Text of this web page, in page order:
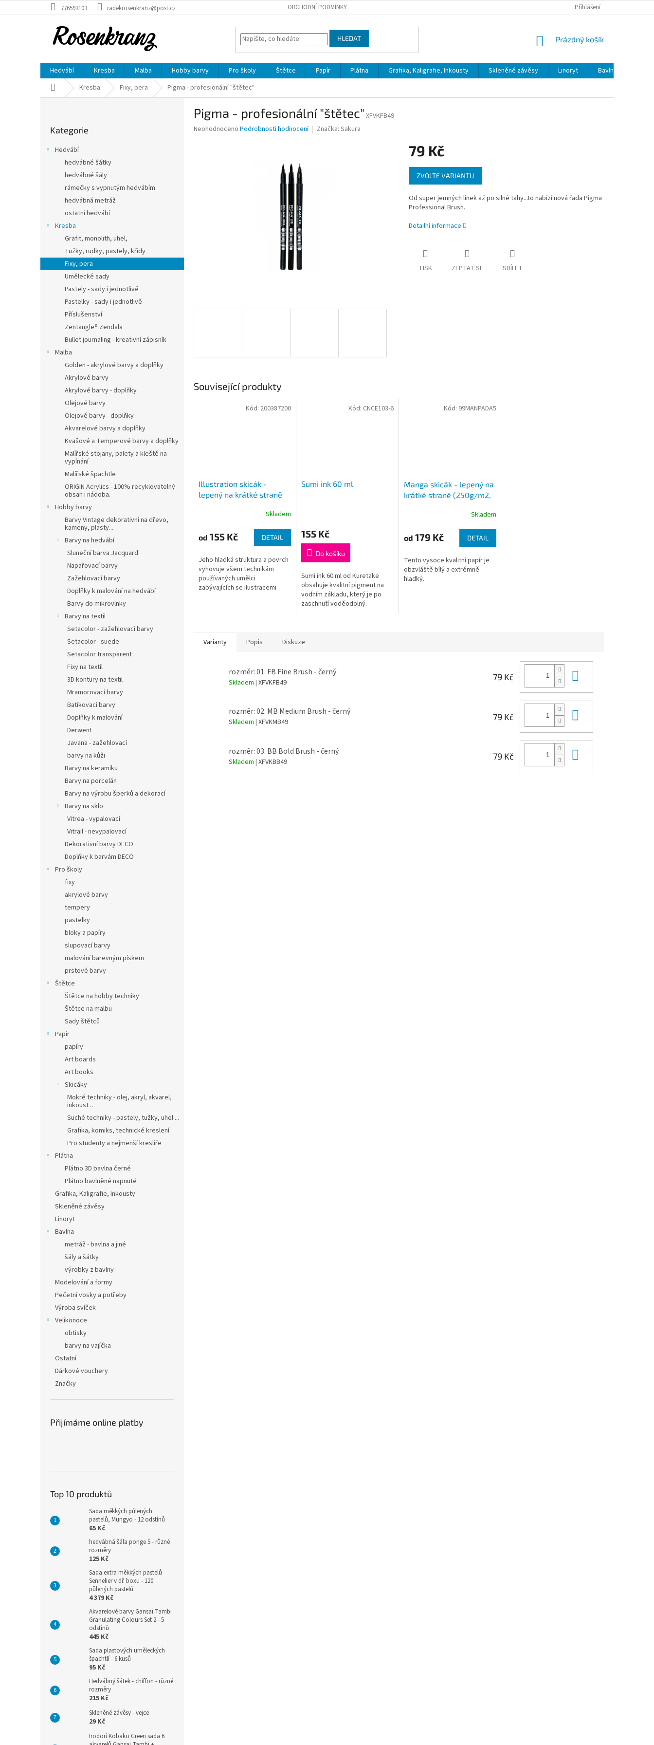
na
776593103 radekrosenkranz@post.cz OBCHODNÍ PODMÍNKY Přihlášení
HLEDAT
NÁKUPNÍ
Prázdný košík
Hedvábí Kresba Malba Hobby barvy Pro školy Štětce Papír Plátna Grafika, Kaligrafie, Inkousty Skleněné závěsy Linoryt Bavlna
Domů Kresba Fixy, pera Pigma - profesionální "štětec"
kategorie
Kategorie
Hedvábí
hedvábné šátky
hedvábné šály
rámečky s vypnutým hedvábím
hedvábná metráž
ostatní hedvábí
Kresba
Grafit, monolith, uhel,
Tužky, rudky, pastely, křídy
Fixy, pera
Umělecké sady
Pastely - sady i jednotlivě
Pastelky - sady i jednotlivě
Příslušenství
Zentangle® Zendala
Bullet journaling - kreativní zápisník
Malba
Golden - akrylové barvy a doplňky
Akrylové barvy
Akrylové barvy - doplňky
Olejové barvy
Olejové barvy - doplňky
Akvarelové barvy a doplňky
Kvašové a Temperové barvy a doplňky
Malířské stojany, palety a kleště na
vypínání
Malířské špachtle
ORIGIN Acrylics - 100% recyklovatelný
obsah i nádoba.
Hobby barvy
Barvy Vintage dekorativní na dřevo,
kameny, plasty....
Barvy na hedvábí
Sluneční barva Jacquard
Napařovací barvy
Zažehlovací barvy
Doplňky k malování na hedvábí
Barvy do mikrovlnky
Barvy na textil
Setacolor - zažehlovací barvy
Setacolor - suede
Setacolor transparent
Fixy na textil
3D kontury na textil
Mramorovací barvy
Batikovací barvy
Doplňky k malování
Derwent
Javana - zažehlovací
barvy na kůži
Barvy na keramiku
Barvy na porcelán
Barvy na výrobu šperků a dekorací
Barvy na sklo
Vitrea - vypalovací
Vitrail - nevypalovací
Dekorativní barvy DECO
Doplňky k barvám DECO
Pro školy
fixy
akrylové barvy
tempery
pastelky
bloky a papíry
slupovací barvy
malování barevným pískem
prstové barvy
Štětce
Štětce na hobby techniky
Štětce na malbu
Sady štětců
Papír
papíry
Art boards
Art books
Skicáky
Mokré techniky - olej, akryl, akvarel,
inkoust ..
Suché techniky - pastely, tužky, uhel ...
Grafika, komiks, technické kreslení
Pro studenty a nejmenší kreslíře
Plátna
Plátno 3D bavlna černé
Plátno bavlněné napnuté
Grafika, Kaligrafie, Inkousty
Skleněné závěsy
Linoryt
Bavlna
metráž - bavlna a jiné
šály a šátky
výrobky z bavlny
Modelování a formy
Pečetní vosky a potřeby
Výroba svíček
Velikonoce
obtisky
barvy na vajíčka
Ostatní
Dárkové vouchery
Značky
Přijímáme online platby
Top 10 produktů
Sada měkkých půlených
pastelů, Mungyo - 12 odstínů
65 Kč
hedvábná šála ponge 5 - různé
rozměry
125 Kč
Sada extra měkkých pastelů
Sennelier v dř. boxu - 120
půlených pastelů
4 379 Kč
Akvarelové barvy Gansai Tambi
Granulating Colours Set 2 - 5
odstínů
445 Kč
Sada plastových uměleckých
špachtlí - 6 kusů
95 Kč
Hedvábný šátek - chiffon - různé
rozměry
215 Kč
Skleněné závěsy - vejce
29 Kč
Irodori Kobako Green sada 6
Pigma - profesionální "štětec" XFVKFB49
Průměrné
Neohodnoceno Podrobnosti hodnocení Značka: Sakura
79 Kč
Měrná
cena:
ZVOLTE VARIANTU
Od super jemných linek až po silné tahy...to nabízí nová řada Pigma
Professional Brush.
Detailní informace
TISK ZEPTAT SE SDÍLET
Související produkty
Illustration skicák -
lepený na krátké straně
Skladem
od 155 Kč DETAIL
Jeho hladká struktura a povrch
vyhovuje všem technikám
používaných umělci
zabývajících se ilustracemi
Kód: 200387200
Sumi ink 60 ml
155 Kč
Do košíku
Sumi ink 60 ml od Kuretake
obsahuje kvalitní pigment na
vodním základu, který je po
zaschnutí voděodolný.
Kód: CNCE103-6
Manga skicák - lepený na
krátké straně (250g/m2,
Skladem
od 179 Kč DETAIL
Tento vysoce kvalitní papír je
obzvláště bílý a extrémně
hladký.
Kód: 99MANPADA5
Varianty Popis Diskuze
rozměr: 01. FB Fine Brush - černý
Skladem | XFVKFB49
79 Kč
rozměr: 02. MB Medium Brush - černý
Skladem | XFVKMB49
79 Kč
rozměr: 03. BB Bold Brush - černý
Skladem | XFVKBB49
79 Kč